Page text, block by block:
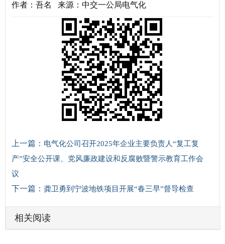
作者：吾名 来源：中交一公局电气化
上一篇： 电气化公司召开2025年企业主要负责人“复工复
产”安全公开课、党风廉政建设和反腐败暨警示教育工作会
议
下一篇： 龚卫勇到宁波地铁项目开展“春三早”督导检查
相关阅读